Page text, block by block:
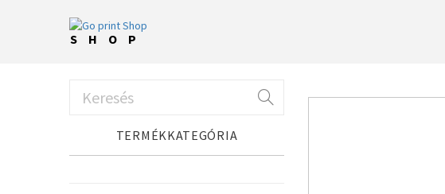
SHOP
TERMÉKKATEGÓRIA